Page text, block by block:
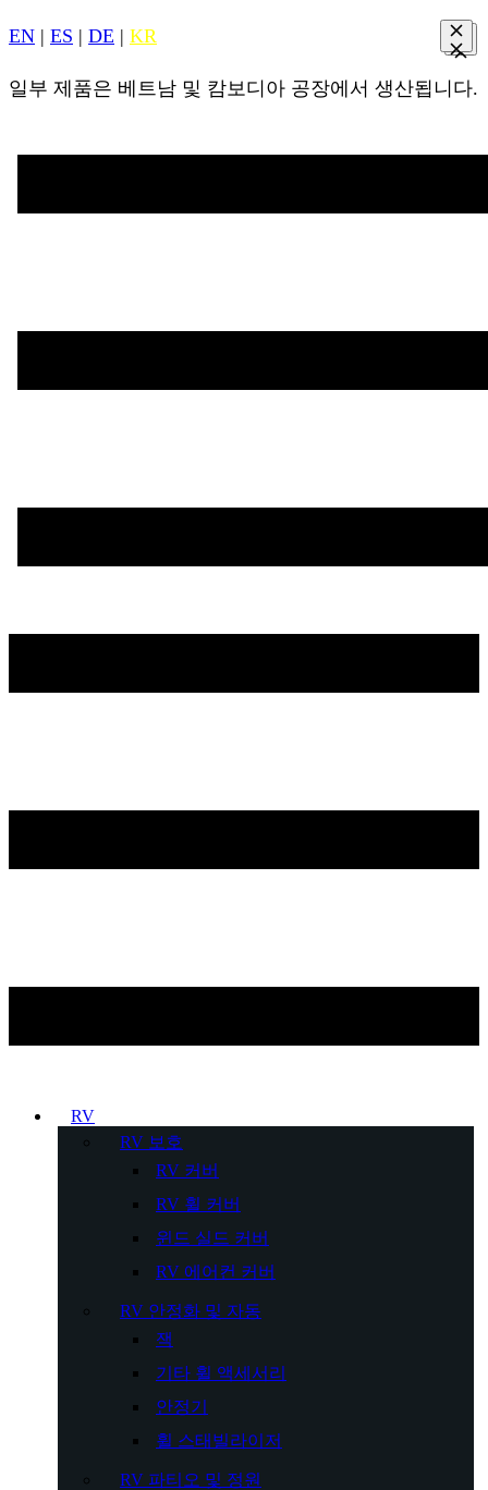
EN | ES | DE | KR
일부 제품은 베트남 및 캄보디아 공장에서 생산됩니다.
RV
RV 보호
RV 커버
RV 휠 커버
윈드 실드 커버
RV 에어컨 커버
RV 안정화 및 자동
잭
기타 휠 액세서리
안정기
휠 스태빌라이저
RV 파티오 및 정원